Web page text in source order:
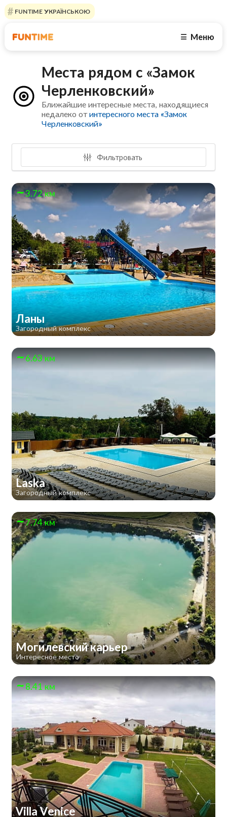
FUNTIME УКРАЇНСЬКОЮ
☰ Меню
Места рядом с «Замок
Черленковский»
Ближайшие интересные места, находящиеся
недалеко отинтересного места «Замок
Черленковский»
Фильтровать
3.72 км
Ланы
Загородный комплекс
6.63 км
Laska
Загородный комплекс
7.74 км
Могилевский карьер
Интересное место
8.41 км
Villa Venice